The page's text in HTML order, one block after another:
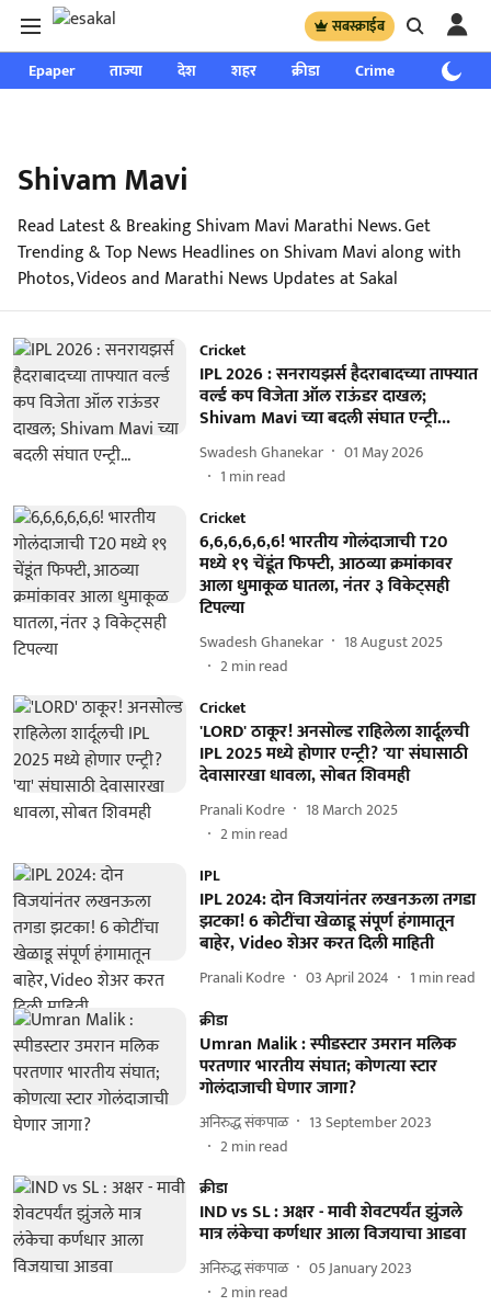
सबस्क्राईब
Epaper ताज्या देश शहर क्रीडा Crime साप्ताहिक
Shivam Mavi
Read Latest & Breaking Shivam Mavi Marathi News. Get
Trending & Top News Headlines on Shivam Mavi along with
Photos, Videos and Marathi News Updates at Sakal
Cricket
IPL 2026 : सनरायझर्स हैदराबादच्या ताफ्यात
वर्ल्ड कप विजेता ऑल राऊंडर दाखल;
Shivam Mavi च्या बदली संघात एन्ट्री...
Swadesh Ghanekar
01 May 2026
1 min read
Cricket
6,6,6,6,6,6! भारतीय गोलंदाजाची T20
मध्ये १९ चेंडूंत फिफ्टी, आठव्या क्रमांकावर
आला धुमाकूळ घातला, नंतर ३ विकेट्सही
टिपल्या
Swadesh Ghanekar
18 August 2025
2min read
Cricket
'LORD' ठाकूर! अनसोल्ड राहिलेला शार्दूलची
IPL 2025 मध्ये होणार एन्ट्री? 'या' संघासाठी
देवासारखा धावला, सोबत शिवमही
Pranali Kodre
18 March 2025
2min read
IPL
IPL 2024: दोन विजयांनंतर लखनऊला तगडा
झटका! 6 कोटींचा खेळाडू संपूर्ण हंगामातून
बाहेर, Video शेअर करत दिली माहिती
Pranali Kodre 03 April 2024 1 min read
क्रीडा
Umran Malik : स्पीडस्टार उमरान मलिक
परतणार भारतीय संघात; कोणत्या स्टार
गोलंदाजाची घेणार जागा?
अनिरुद्ध संकपाळ
13 September 2023
2min read
क्रीडा
IND vs SL : अक्षर - मावी शेवटपर्यंत झुंजले
मात्र लंकेचा कर्णधार आला विजयाचा आडवा
अनिरुद्ध संकपाळ
05 January 2023
2min read